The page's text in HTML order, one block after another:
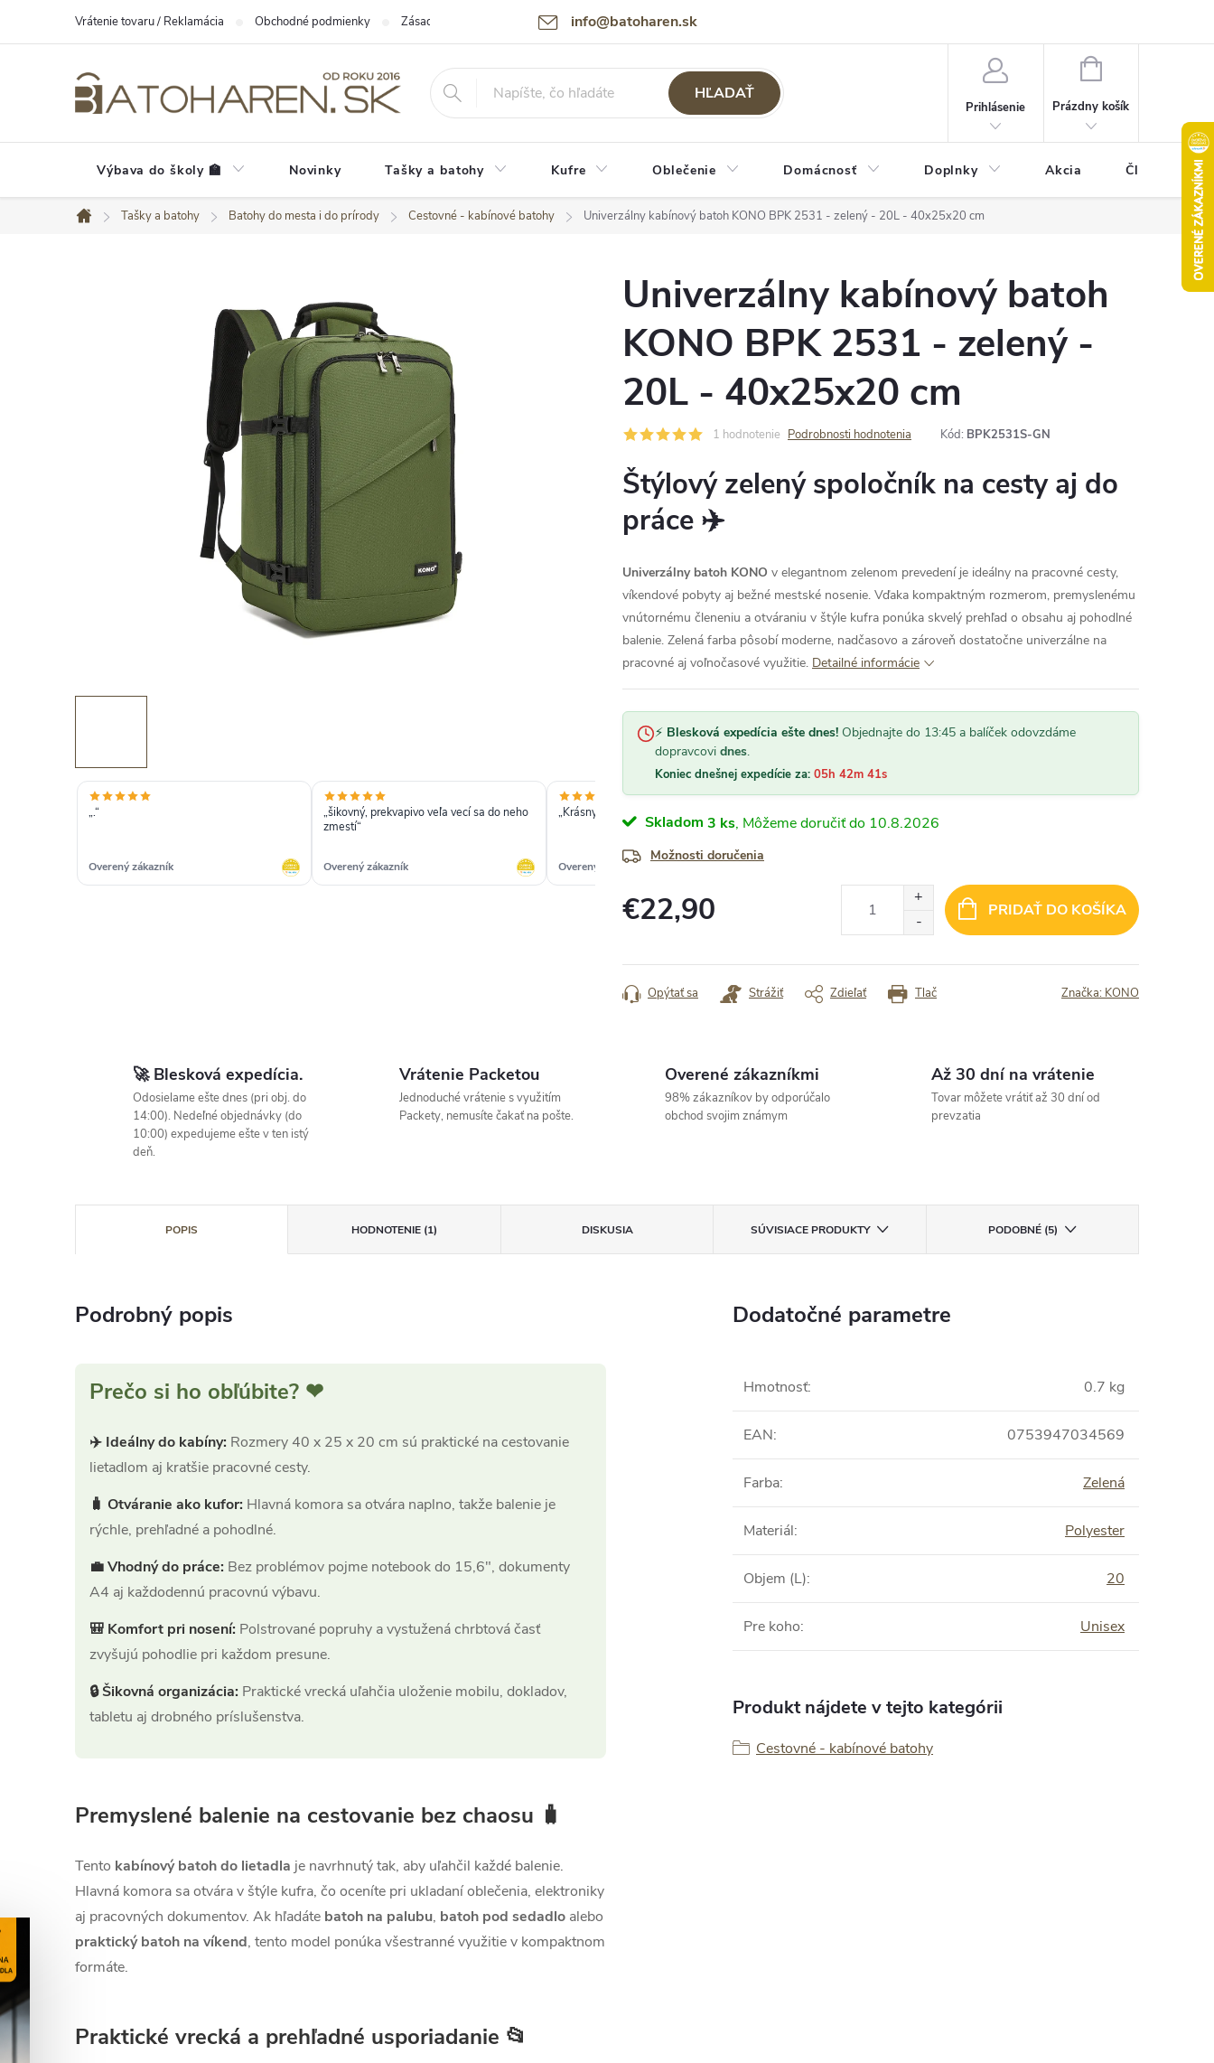
info@batoharen.sk
Vrátenie tovaru / Reklamácia Obchodné podmienky Zásady spracovania osobných údajov (GDPR) Podmienky použitia webu
HĽADAŤ
Prihlásenie
NÁKUPNÝ
Prázdny košík
Výbava do školy 🏫 Novinky Tašky a batohy Kufre Oblečenie Domácnosť Doplnky Akcia Články
Domov
Tašky a batohy Batohy do mesta i do prírody Cestovné - kabínové batohy Univerzálny kabínový batoh KONO BPK 2531 - zelený - 20L - 40x25x20 cm
„.“
Overený zákazník
„šikovný, prekvapivo veľa vecí sa do neho
zmestí“
Overený zákazník
„Krásny. Kvalitný.“
Overený zákazník
Univerzálny kabínový batoh
KONO BPK 2531 - zelený -
20L - 40x25x20 cm
1 hodnotenie Podrobnosti hodnotenia Kód: BPK2531S-GN
Štýlový zelený spoločník na cesty aj do
práce ✈️
Univerzálny batoh KONO v elegantnom zelenom prevedení je ideálny na pracovné cesty,
víkendové pobyty aj bežné mestské nosenie. Vďaka kompaktným rozmerom, premyslenému
vnútornému členeniu a otváraniu v štýle kufra ponúka skvelý prehľad o obsahu aj pohodlné
balenie. Zelená farba pôsobí moderne, nadčasovo a zároveň dostatočne univerzálne na
pracovné aj voľnočasové využitie. Detailné informácie
⚡ Blesková expedícia ešte dnes! Objednajte do 13:45 a balíček odovzdáme
dopravcovi dnes.
Koniec dnešnej expedície za: 05h 42m 40s
Skladom 3 ks 10.8.2026
Možnosti doručenia
€22,90 PRIDAŤ DO KOŠÍKA
Tlač
Opýtať sa Strážiť Zdieľať Značka: KONO
🚀 Blesková expedícia.
Odosielame ešte dnes (pri obj. do
14:00). Nedeľné objednávky (do
10:00) expedujeme ešte v ten istý
deň.
Vrátenie Packetou
Jednoduché vrátenie s využitím
Packety, nemusíte čakať na pošte.
Overené zákazníkmi
98% zákazníkov by odporúčalo
obchod svojim známym
Až 30 dní na vrátenie
Tovar môžete vrátiť až 30 dní od
prevzatia
POPIS HODNOTENIE (1) DISKUSIA SÚVISIACE PRODUKTY PODOBNÉ (5)
Podrobný popis
Prečo si ho obľúbite? ❤
✈️ Ideálny do kabíny: Rozmery 40 x 25 x 20 cm sú praktické na cestovanie
lietadlom aj kratšie pracovné cesty.
🧳 Otváranie ako kufor: Hlavná komora sa otvára naplno, takže balenie je
rýchle, prehľadné a pohodlné.
💼 Vhodný do práce: Bez problémov pojme notebook do 15,6", dokumenty
A4 aj každodennú pracovnú výbavu.
🎒 Komfort pri nosení: Polstrované popruhy a vystužená chrbtová časť
zvyšujú pohodlie pri každom presune.
🔒 Šikovná organizácia: Praktické vrecká uľahčia uloženie mobilu, dokladov,
tabletu aj drobného príslušenstva.
Premyslené balenie na cestovanie bez chaosu 🧳
Tento kabínový batoh do lietadla je navrhnutý tak, aby uľahčil každé balenie.
Hlavná komora sa otvára v štýle kufra, čo oceníte pri ukladaní oblečenia, elektroniky
aj pracovných dokumentov. Ak hľadáte batoh na palubu, batoh pod sedadlo alebo
praktický batoh na víkend, tento model ponúka všestranné využitie v kompaktnom
formáte.
Praktické vrecká a prehľadné usporiadanie 📂
Dodatočné parametre
Hmotnosť: 0.7 kg
EAN: 0753947034569
Farba: Zelená
Materiál: Polyester
Objem (L): 20
Pre koho: Unisex
Produkt nájdete v tejto kategórii
Cestovné - kabínové batohy